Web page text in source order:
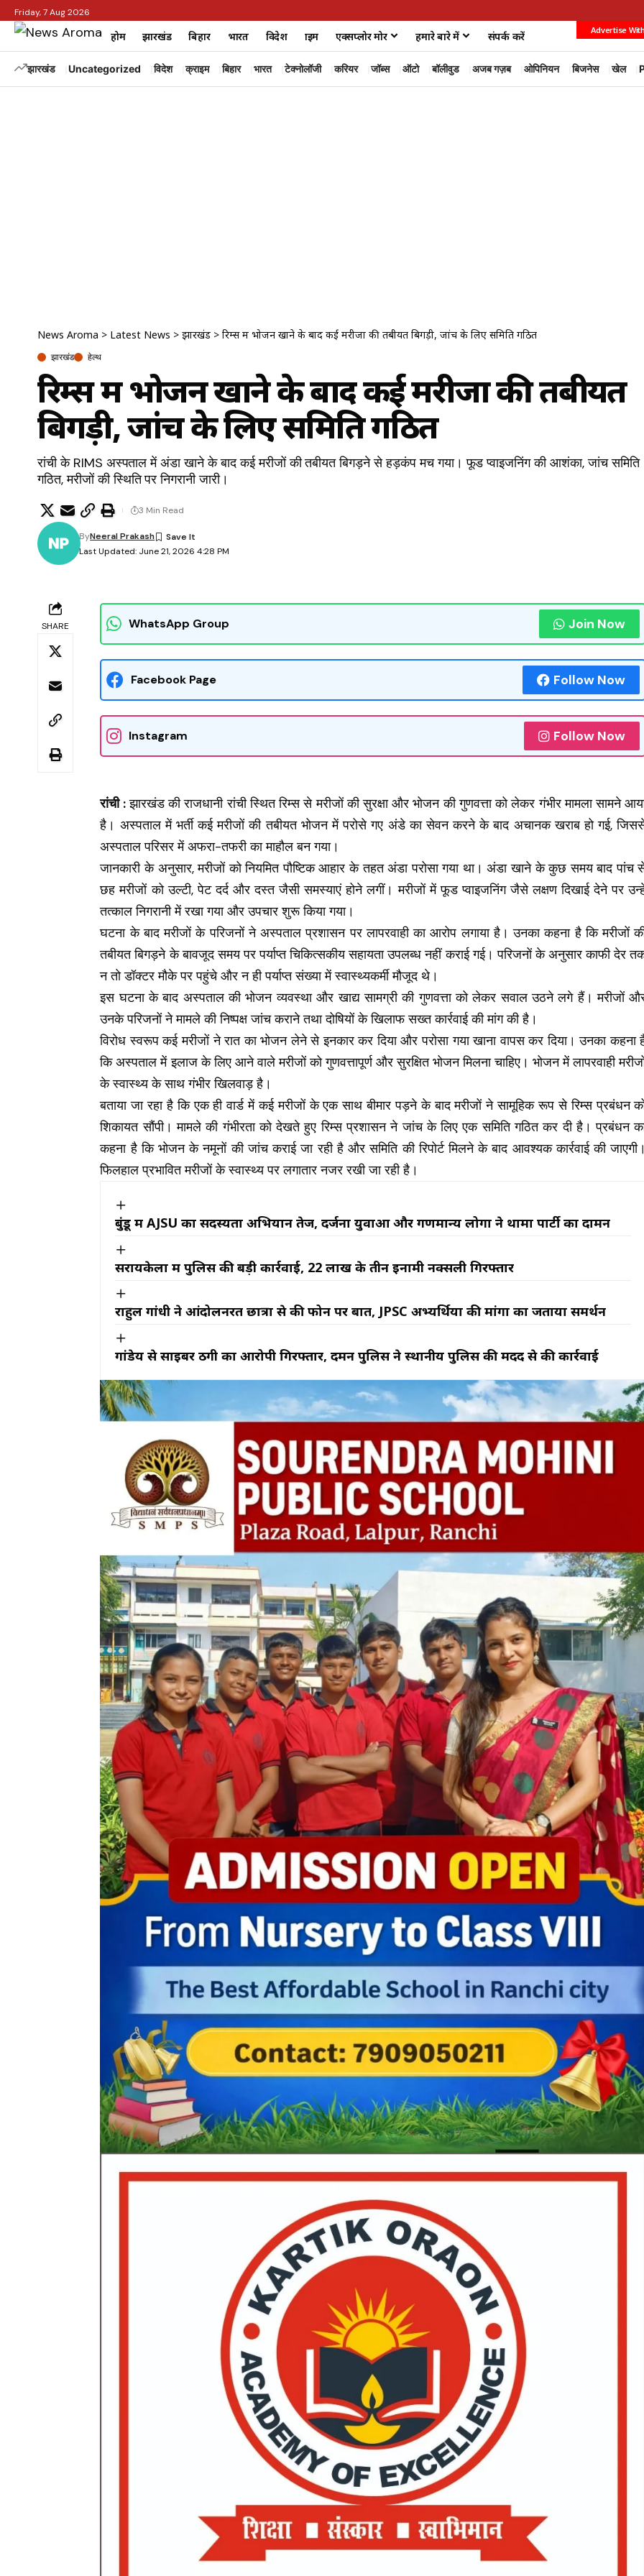
Friday, 7 Aug 2026
होम झारखंड बिहार भारत विदेश क्राइम एक्सप्लोर मोर हमारे बारे में संपर्क करें Advertise
झारखंड Uncategorized विदेश क्राइम बिहार भारत टेक्नोलॉजी करियर जॉब्स ऑटो बॉलीवुड अजब गज़ब ओपिनियन बिजनेस खेल
News Aroma > Latest News > झारखंड > रिम्स में भोजन खाने के बाद कई मरीजों की तबीयत बिगड़ी, जांच के लिए समिति गठित
झारखंड हेल्थ
रिम्स में भोजन खाने के बाद कई मरीजों की तबीयत
बिगड़ी, जांच के लिए समिति गठित
रांची के RIMS अस्पताल में अंडा खाने के बाद कई मरीजों की तबीयत बिगड़ने से हड़कंप मच गया। फूड प्वाइजनिंग की आशंका, जांच समिति
गठित, मरीजों की स्थिति पर निगरानी जारी।
Last Updated: June 21, 2026 4:28 PM
ByNeeral Prakash
3 Min Read
SHARE WhatsApp Group Join Now
Facebook Page Follow Now
Instagram Follow Now
रांची :झारखंड की राजधानी रांची स्थित रिम्स से मरीजों की सुरक्षा और भोजन की गुणवत्ता को लेकर गंभीर मामला सामने
है। अस्पताल में भर्ती कई मरीजों की तबीयत भोजन में परोसे गए अंडे का सेवन करने के बाद अचानक खराब हो गई,
अस्पताल परिसर में अफरा-तफरी का माहौल बन गया।
जानकारी के अनुसार, मरीजों को नियमित पौष्टिक आहार के तहत अंडा परोसा गया था। अंडा खाने के कुछ समय बाद पांच
छह मरीजों को उल्टी, पेट दर्द और दस्त जैसी समस्याएं होने लगीं। मरीजों में फूड प्वाइजनिंग जैसे लक्षण दिखाई देने पर
तत्काल निगरानी में रखा गया और उपचार शुरू किया गया।
घटना के बाद मरीजों के परिजनों ने अस्पताल प्रशासन पर लापरवाही का आरोप लगाया है। उनका कहना है कि मरीजों
तबीयत बिगड़ने के बावजूद समय पर पर्याप्त चिकित्सकीय सहायता उपलब्ध नहीं कराई गई। परिजनों के अनुसार काफी देर
न तो डॉक्टर मौके पर पहुंचे और न ही पर्याप्त संख्या में स्वास्थ्यकर्मी मौजूद थे।
इस घटना के बाद अस्पताल की भोजन व्यवस्था और खाद्य सामग्री की गुणवत्ता को लेकर सवाल उठने लगे हैं। मरीजों
उनके परिजनों ने मामले की निष्पक्ष जांच कराने तथा दोषियों के खिलाफ सख्त कार्रवाई की मांग की है।
विरोध स्वरूप कई मरीजों ने रात का भोजन लेने से इनकार कर दिया और परोसा गया खाना वापस कर दिया। उनका कहना
कि अस्पताल में इलाज के लिए आने वाले मरीजों को गुणवत्तापूर्ण और सुरक्षित भोजन मिलना चाहिए। भोजन में लापरवाही
के स्वास्थ्य के साथ गंभीर खिलवाड़ है।
बताया जा रहा है कि एक ही वार्ड में कई मरीजों के एक साथ बीमार पड़ने के बाद मरीजों ने सामूहिक रूप से रिम्स प्रबंधन
शिकायत सौंपी। मामले की गंभीरता को देखते हुए रिम्स प्रशासन ने जांच के लिए एक समिति गठित कर दी है। प्रबंधन
कहना है कि भोजन के नमूनों की जांच कराई जा रही है और समिति की रिपोर्ट मिलने के बाद आवश्यक कार्रवाई की जाएगी।
फिलहाल प्रभावित मरीजों के स्वास्थ्य पर लगातार नजर रखी जा रही है।
बुंडू में AJSU का सदस्यता अभियान तेज, दर्जनों युवाओं और गणमान्य लोगों ने थामा पार्टी का दामन
सरायकेला में पुलिस की बड़ी कार्रवाई, 22 लाख के तीन इनामी नक्सली गिरफ्तार
राहुल गांधी ने आंदोलनरत छात्रों से की फोन पर बात, JPSC अभ्यर्थियों की मांगों का जताया समर्थन
गांडेय से साइबर ठगी का आरोपी गिरफ्तार, दमन पुलिस ने स्थानीय पुलिस की मदद से की कार्रवाई